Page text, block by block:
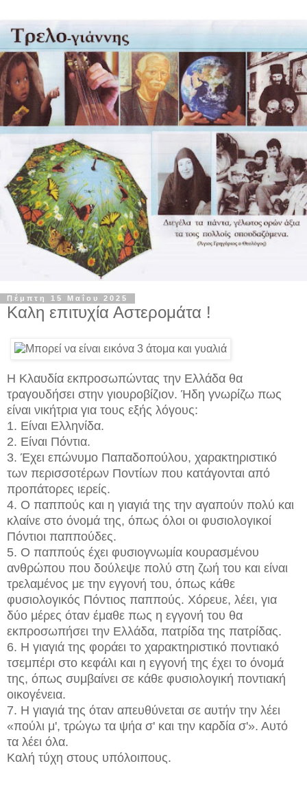
Πέμπτη 15 Μαΐου 2025
Καλη επιτυχία Αστερομάτα !
Η Κλαυδία εκπροσωπώντας την Ελλάδα θα
τραγουδήσει στην γιουροβίζιον. Ήδη γνωρίζω πως
είναι νικήτρια για τους εξής λόγους:
1. Είναι Ελληνίδα.
2. Είναι Πόντια.
3. Έχει επώνυμο Παπαδοπούλου, χαρακτηριστικό
των περισσοτέρων Ποντίων που κατάγονται από
προπάτορες ιερείς.
4. Ο παππούς και η γιαγιά της την αγαπούν πολύ και
κλαίνε στο όνομά της, όπως όλοι οι φυσιολογικοί
Πόντιοι παππούδες.
5. Ο παππούς έχει φυσιογνωμία κουρασμένου
ανθρώπου που δούλεψε πολύ στη ζωή του και είναι
τρελαμένος με την εγγονή του, όπως κάθε
φυσιολογικός Πόντιος παππούς. Χόρευε, λέει, για
δύο μέρες όταν έμαθε πως η εγγονή του θα
εκπροσωπήσει την Ελλάδα, πατρίδα της πατρίδας.
6. Η γιαγιά της φοράει το χαρακτηριστικό ποντιακό
τσεμπέρι στο κεφάλι και η εγγονή της έχει το όνομά
της, όπως συμβαίνει σε κάθε φυσιολογική ποντιακή
οικογένεια.
7. Η γιαγιά της όταν απευθύνεται σε αυτήν την λέει
«πούλι μ', τρώγω τα ψήα σ' και την καρδία σ'». Αυτό
τα λέει όλα.
Καλή τύχη στους υπόλοιπους.